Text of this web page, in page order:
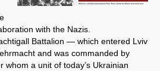
with the Nazis.
Battalion — which entered Lviv
and was commanded by
whom a unit of today’s Ukrainian